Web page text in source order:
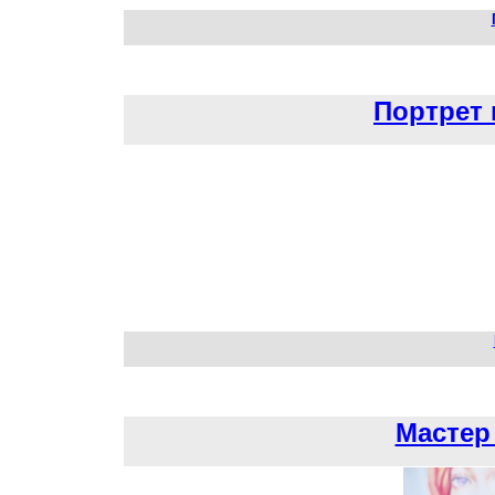
Портрет